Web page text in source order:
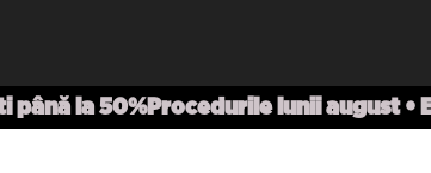
până la 50%Procedurile lunii august •